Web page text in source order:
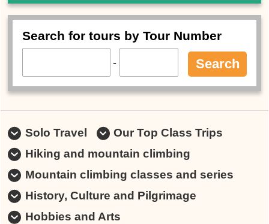
Search for tours by Tour Number
- Search
Solo Travel
Our Top Class Trips
Hiking and mountain climbing
Mountain climbing classes and series
History, Culture and Pilgrimage
Hobbies and Arts